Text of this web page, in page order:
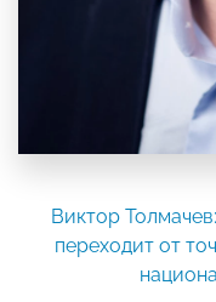
Виктор
переходит от